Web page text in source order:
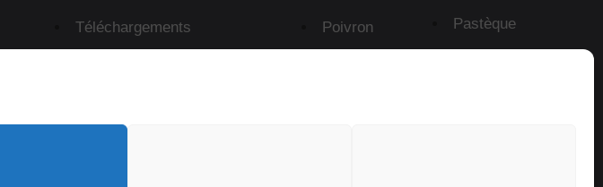
Téléchargements
Visite virtuelle
Poivron
Pastèque